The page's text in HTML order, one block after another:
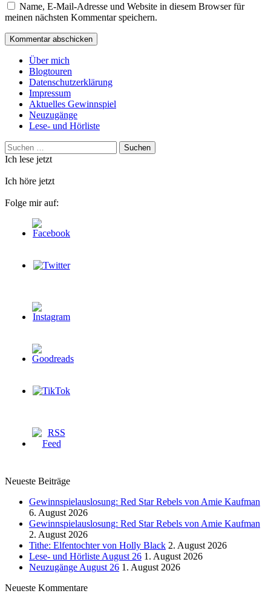
Name, E-Mail-Adresse und Website in diesem Browser für
meinen nächsten Kommentar speichern.
Über mich
Blogtouren
Datenschutzerklärung
Impressum
Aktuelles Gewinnspiel
Neuzugänge
Lese- und Hörliste
Suchen
nach:
Ich lese jetzt
Ich höre jetzt
Folge mir auf:
Neueste Beiträge
Gewinnspielauslosung: Red Star Rebels von Amie Kaufman
6. August 2026
Gewinnspielauslosung: Red Star Rebels von Amie Kaufman
2. August 2026
Tithe: Elfentochter von Holly Black 2. August 2026
Lese- und Hörliste August 26 1. August 2026
Neuzugänge August 26 1. August 2026
Neueste Kommentare